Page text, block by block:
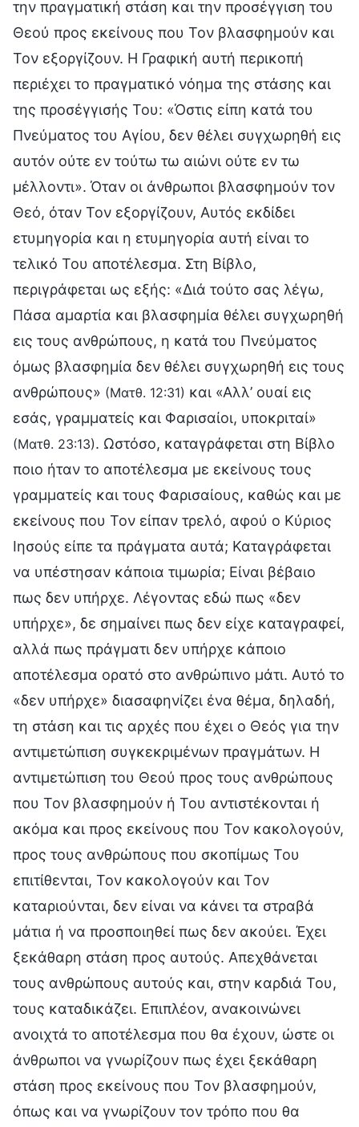
την πραγματική στάση και την προσέγγιση του
Θεού προς εκείνους που Τον βλασφημούν και
Τον εξοργίζουν. Η Γραφική αυτή περικοπή
περιέχει το πραγματικό νόημα της στάσης και
της προσέγγισής Του: «Όστις είπη κατά του
Πνεύματος του Αγίου, δεν θέλει συγχωρηθή εις
αυτόν ούτε εν τούτω τω αιώνι ούτε εν τω
μέλλοντι». Όταν οι άνθρωποι βλασφημούν τον
Θεό, όταν Τον εξοργίζουν, Αυτός εκδίδει
ετυμηγορία και η ετυμηγορία αυτή είναι το
τελικό Του αποτέλεσμα. Στη Βίβλο,
περιγράφεται ως εξής: «Διά τούτο σας λέγω,
Πάσα αμαρτία και βλασφημία θέλει συγχωρηθή
εις τους ανθρώπους, η κατά του Πνεύματος
όμως βλασφημία δεν θέλει συγχωρηθή εις τους
ανθρώπους» (Ματθ. 12:31) και «Αλλ’ ουαί εις
εσάς, γραμματείς και Φαρισαίοι, υποκριταί»
(Ματθ. 23:13). Ωστόσο, καταγράφεται στη Βίβλο
ποιο ήταν το αποτέλεσμα με εκείνους τους
γραμματείς και τους Φαρισαίους, καθώς και με
εκείνους που Τον είπαν τρελό, αφού ο Κύριος
Ιησούς είπε τα πράγματα αυτά; Καταγράφεται
να υπέστησαν κάποια τιμωρία; Είναι βέβαιο
πως δεν υπήρχε. Λέγοντας εδώ πως «δεν
υπήρχε», δε σημαίνει πως δεν είχε καταγραφεί,
αλλά πως πράγματι δεν υπήρχε κάποιο
αποτέλεσμα ορατό στο ανθρώπινο μάτι. Αυτό το
«δεν υπήρχε» διασαφηνίζει ένα θέμα, δηλαδή,
τη στάση και τις αρχές που έχει ο Θεός για την
αντιμετώπιση συγκεκριμένων πραγμάτων. Η
αντιμετώπιση του Θεού προς τους ανθρώπους
που Τον βλασφημούν ή Του αντιστέκονται ή
ακόμα και προς εκείνους που Τον κακολογούν,
προς τους ανθρώπους που σκοπίμως Του
επιτίθενται, Τον κακολογούν και Τον
καταριούνται, δεν είναι να κάνει τα στραβά
μάτια ή να προσποιηθεί πως δεν ακούει. Έχει
ξεκάθαρη στάση προς αυτούς. Απεχθάνεται
τους ανθρώπους αυτούς και, στην καρδιά Του,
τους καταδικάζει. Επιπλέον, ανακοινώνει
ανοιχτά το αποτέλεσμα που θα έχουν, ώστε οι
άνθρωποι να γνωρίζουν πως έχει ξεκάθαρη
στάση προς εκείνους που Τον βλασφημούν,
όπως και να γνωρίζουν τον τρόπο που θα